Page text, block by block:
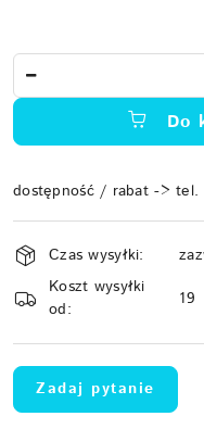
Do
dostępność / rabat -> tel.
Dostępność
i
dostawa
Czas wysyłki:
Koszt wysyłki
od:
19
Zadaj pytanie